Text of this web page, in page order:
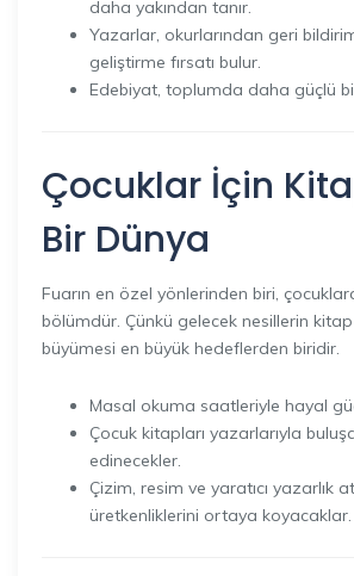
daha yakından tanır.
Yazarlar, okurlarından geri
geliştirme fırsatı bulur.
Edebiyat, toplumda daha güçlü
Çocuklar İçin
Bir Dünya
Fuarın en özel yönlerinden biri,
bölümdür. Çünkü gelecek nesillerin
büyümesi en büyük hedeflerden biridir.
Masal okuma saatleriyle hayal
Çocuk kitapları yazarlarıyla
edinecekler.
Çizim, resim ve yaratıcı yazarlık
üretkenliklerini ortaya koyacaklar.